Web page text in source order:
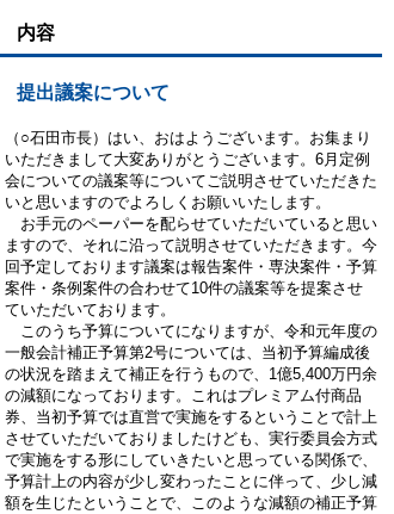
内容
提出議案について
（○石田市長）はい、おはようございます。お集まり
いただきまして大変ありがとうございます。6月定例
会についての議案等についてご説明させていただきた
いと思いますのでよろしくお願いいたします。
お手元のペーパーを配らせていただいていると思い
ますので、それに沿って説明させていただきます。今
回予定しております議案は報告案件・専決案件・予算
案件・条例案件の合わせて10件の議案等を提案させ
ていただいております。
このうち予算についてになりますが、令和元年度の
一般会計補正予算第2号については、当初予算編成後
の状況を踏まえて補正を行うもので、1億5,400万円余
の減額になっております。これはプレミアム付商品
券、当初予算では直営で実施をするということで計上
させていただいておりましたけども、実行委員会方式
で実施をする形にしていきたいと思っている関係で、
予算計上の内容が少し変わったことに伴って、少し減
額を生じたということで、このような減額の補正予算